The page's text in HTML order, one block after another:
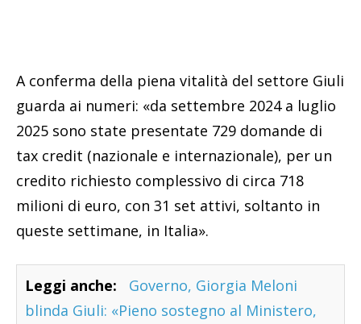
A conferma della piena vitalità del settore Giuli
guarda ai numeri: «da settembre 2024 a luglio
2025 sono state presentate 729 domande di
tax credit (nazionale e internazionale), per un
credito richiesto complessivo di circa 718
milioni di euro, con 31 set attivi, soltanto in
queste settimane, in Italia».
Leggi anche:
Governo, Giorgia Meloni
blinda Giuli: «Pieno sostegno al Ministero,